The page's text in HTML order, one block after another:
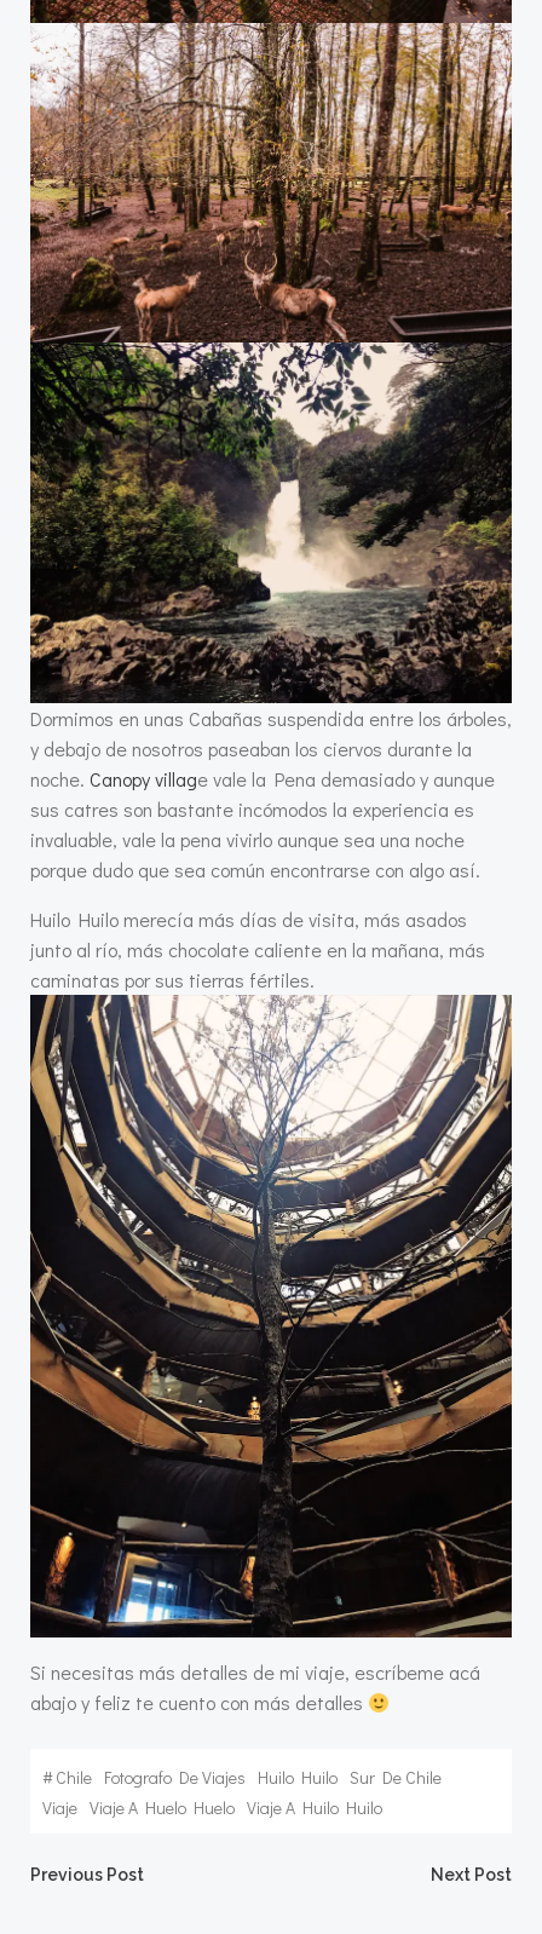
Dormimos en unas Cabañas suspendida entre los árboles,
y debajo de nosotros paseaban los ciervos durante la
noche. Canopy village vale la Pena demasiado y aunque
sus catres son bastante incómodos la experiencia es
invaluable, vale la pena vivirlo aunque sea una noche
porque dudo que sea común encontrarse con algo así.
Huilo Huilo merecía más días de visita, más asados
junto al río, más chocolate caliente en la mañana, más
caminatas por sus tierras fértiles.
Si necesitas más detalles de mi viaje, escríbeme acá
abajo y feliz te cuento con más detalles
#Chile Fotografo De Viajes Huilo Huilo Sur De Chile
Viaje Viaje A Huelo Huelo Viaje A Huilo Huilo
Navegación
Previous Post Next Post